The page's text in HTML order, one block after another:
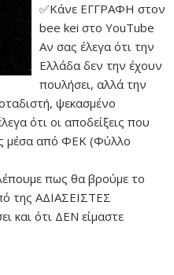
✅Κάνε ΕΓΓΡΑΦΗ στον
bee kei στο YouTube
Αν σας έλεγα ότι την
Ελλάδα δεν την έχουν
πουλήσει, αλλά την
ψεκασμένο
ότι οι αποδείξεις που
μέσα από ΦΕΚ (Φύλλο
πως θα βρούμε το
της ΑΔΙΑΣΕΙΣΤΕΣ
και ότι ΔΕΝ είμαστε